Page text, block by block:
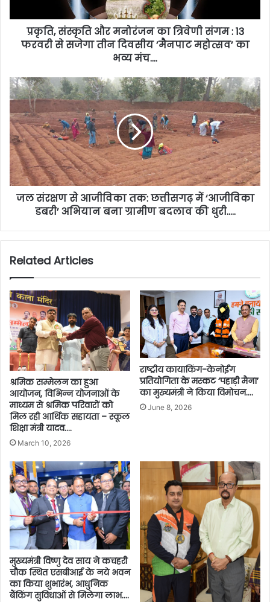
प्रकृति, संस्कृति और मनोरंजन का त्रिवेणी संगम : 13
फरवरी से सजेगा तीन दिवसीय ’मैनपाट महोत्सव’ का
भव्य मंच….
जल संरक्षण से आजीविका तक: छत्तीसगढ़ में ‘आजीविका
डबरी’ अभियान बना ग्रामीण बदलाव की धुरी…..
Related Articles
श्रमिक सम्मेलन का हुआ
आयोजन, विभिन्न योजनाओं के
माध्यम से श्रमिक परिवारों को
मिल रही आर्थिक सहायता – स्कूल
शिक्षा मंत्री यादव….
March 10, 2026
राष्ट्रीय कायाकिंग-केनोईंग
प्रतियोगिता के मस्कट ‘पहाड़ी मैना’
का मुख्यमंत्री ने किया विमोचन….
June 8, 2026
मुख्यमंत्री विष्णु देव साय ने कचहरी
चौक स्थित एसबीआई के नये भवन
का किया शुभारंभ, आधुनिक
बैंकिंग सुविधाओं से मिलेगा लाभ….